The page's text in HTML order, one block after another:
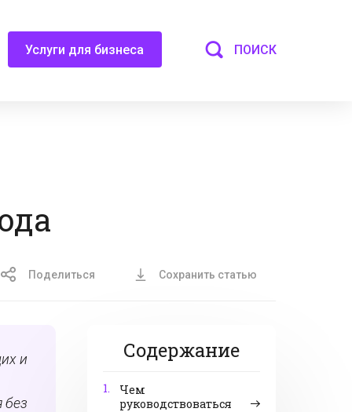
Услуги для бизнеса ПОИСК
Поделиться Сохранить статью
Содержание
1.
Чем
руководствоваться
и
без